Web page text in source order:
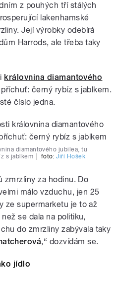
z pouhých tří stálých
lakenhamské
Její výrobky odebírá
Harrods, ale třeba taky
královnina diamantového
černý rybíz s jablkem.
číslo jedna.
diamantového jubilea, tu
s jablkem
foto:Jiří Hošek
zmrzliny za hodinu. Do
málo vzduchu, jen 25
ze supermarketu je to až
se dala na politiku,
do zmrzliny zabývala taky
,“ dozvídám se.
jídlo